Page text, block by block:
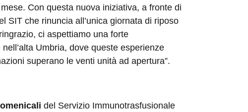
Con questa nuova iniziativa, a fronte di
SIT che rinuncia all’unica giornata di riposo
ci aspettiamo una forte
Umbria, dove queste esperienze
superano le venti unità ad apertura”.
del Servizio Immunotrasfusionale